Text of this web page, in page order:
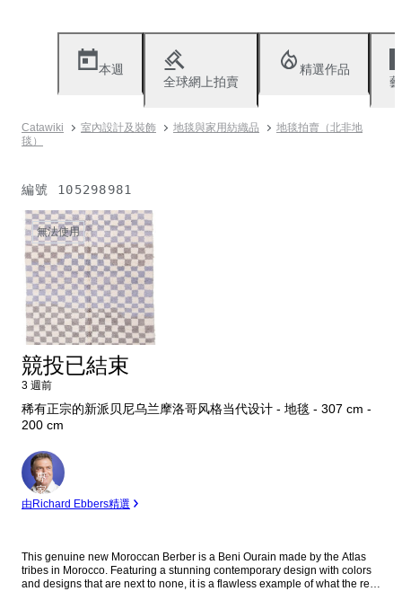
本週
全球網上拍賣
精選作品
Catawiki 室內設計及裝飾 地毯與家用紡織品
地毯拍賣（北非地
毯）
編號 105298981
無法使用
競投已結束
3 週前
稀有正宗的新派贝尼乌兰摩洛哥风格当代设计 - 地毯 - 307 cm -
200 cm
專
家
由Richard Ebbers精選
This genuine new Moroccan Berber is a Beni Ourain made by the Atlas
tribes in Morocco. Featuring a stunning contemporary design with colors
and designs that are next to none, it is a flawless example of what the real